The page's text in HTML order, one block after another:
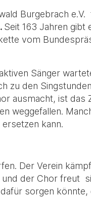
Burgebrach
. Seit 163 Jahren gibt
vom
Sänger
zu den
ausmacht, ist das
weggefallen.
kann.
Der Verein
der Chor freut
sorgen